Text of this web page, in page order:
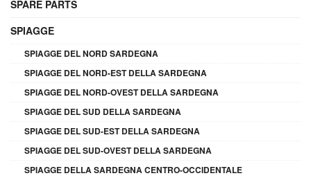
SPARE PARTS
SPIAGGE
SPIAGGE DEL NORD SARDEGNA
SPIAGGE DEL NORD-EST DELLA SARDEGNA
SPIAGGE DEL NORD-OVEST DELLA SARDEGNA
SPIAGGE DEL SUD DELLA SARDEGNA
SPIAGGE DEL SUD-EST DELLA SARDEGNA
SPIAGGE DEL SUD-OVEST DELLA SARDEGNA
SPIAGGE DELLA SARDEGNA CENTRO-OCCIDENTALE